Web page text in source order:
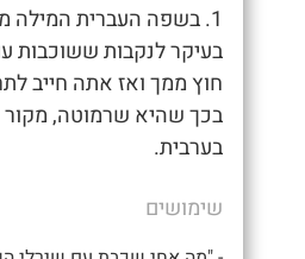
1. בשפה העברית המילה
בעיקר לנקבות ששוכבות
חוץ ממך ואז אתה חייב
בכך שהיא שרמוטה, מקור
בערבית.
שימושים